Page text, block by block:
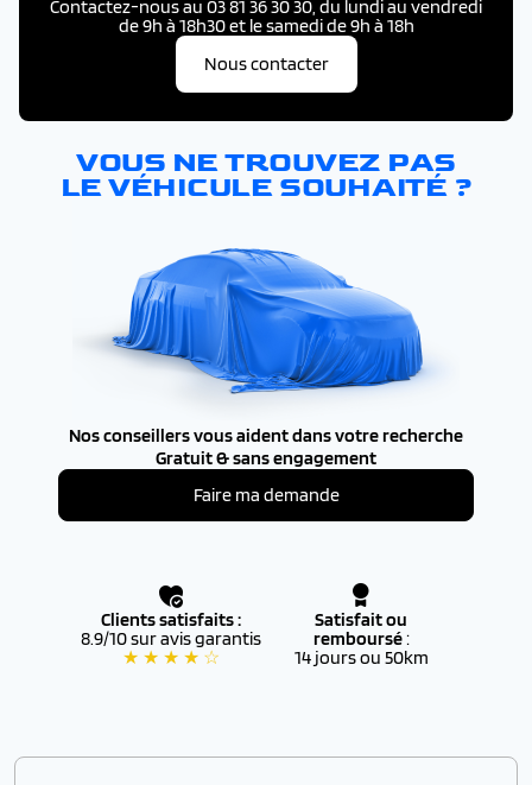
Contactez-nous au 03 81 36 30 30, du lundi au vendredi
de 9h à 18h30 et le samedi de 9h à 18h
Nous contacter
VOUS NE TROUVEZ PAS
LE VÉHICULE SOUHAITÉ ?
Nos conseillers vous aident dans votre recherche
Gratuit & sans engagement
Faire ma demande
Clients satisfaits :
8.9/10 sur avis garantis
★ ★ ★ ★ ☆
Satisfait ou
remboursé:
14 jours ou 50km